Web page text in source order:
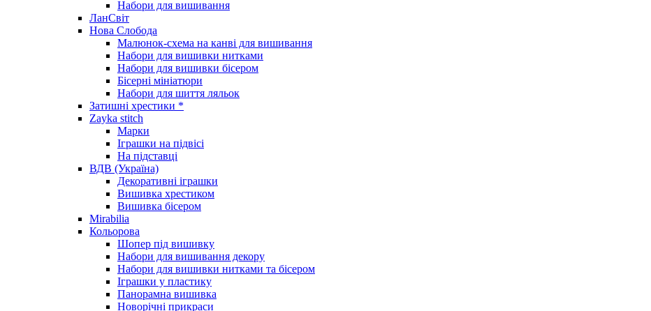
Набори для вишивання
ЛанСвіт
Нова Слобода
Малюнок-схема на канві для вишивання
Набори для вишивки нитками
Набори для вишивки бісером
Бісерні мініатюри
Набори для шиття ляльок
Затишні хрестики *
Zayka stitch
Марки
Іграшки на підвісі
На підставці
ВДВ (Україна)
Декоративні іграшки
Вишивка хрестиком
Вишивка бісером
Mirabilia
Кольорова
Шопер під вишивку
Набори для вишивання декору
Набори для вишивки нитками та бісером
Іграшки у пластику
Панорамна вишивка
Новорічні прикраси